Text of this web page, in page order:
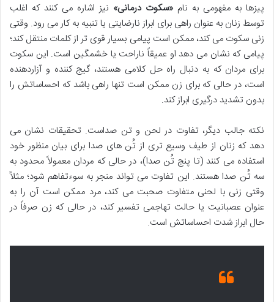
پیزها به مفهومی به نام «سکوت درمانی» نیز اشاره می کنند که اغلب
توسط زنان به عنوان راهی برای ابراز نارضایتی یا تنبیه به کار می رود. وقتی
زنی سکوت می کند، ممکن است پیامی بسیار قوی تر از کلمات منتقل کند؛
پیامی که نشان می دهد او عمیقاً ناراحت یا خشمگین است. این سکوت
برای مردان که به دنبال راه حل کلامی هستند، گیج کننده و آزاردهنده
است، در حالی که برای زن ممکن است تنها راهی باشد که احساساتش را
بدون تشدید درگیری ابراز کند.
نکته جالب دیگر، تفاوت در لحن و تن صداست. تحقیقات نشان می
دهد که زنان از طیف وسیع تری از تُن های صدا برای بیان منظور خود
استفاده می کنند (تا پنج تُن صدا)، در حالی که مردان معمولاً محدود به
سه تُن صدا هستند. این تفاوت می تواند منجر به سوءتفاهم شود؛ مثلاً
وقتی زنی با لحنی متفاوت صحبت می کند، مرد ممکن است آن را به
عنوان عصبانیت یا حالت تهاجمی تفسیر کند، در حالی که زن صرفاً در
حال ابراز شدت احساساتش است.